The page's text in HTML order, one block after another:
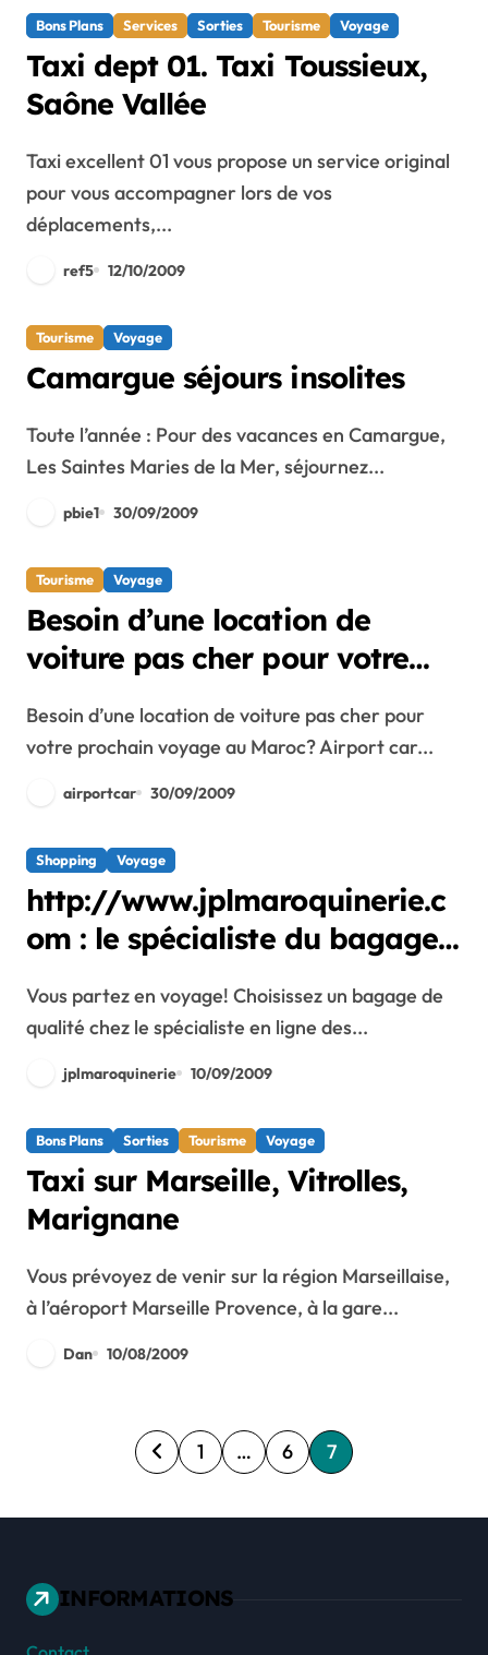
Bons Plans Services Sorties Tourisme Voyage
Taxi dept 01. Taxi Toussieux,
Saône Vallée
Taxi excellent 01 vous propose un service original
pour vous accompagner lors de vos
déplacements,...
ref5 12/10/2009
Tourisme Voyage
Camargue séjours insolites
Toute l’année : Pour des vacances en Camargue,
Les Saintes Maries de la Mer, séjournez...
pbie1 30/09/2009
Tourisme Voyage
Besoin d’une location de
voiture pas cher pour votre
Besoin d’une location de voiture pas cher pour
votre prochain voyage au Maroc? Airport car...
airportcar 30/09/2009
Shopping Voyage
http://www.jplmaroquinerie.c
om : le spécialiste du bagage
Vous partez en voyage! Choisissez un bagage de
qualité chez le spécialiste en ligne des...
jplmaroquinerie 10/09/2009
Bons Plans Sorties Tourisme Voyage
Taxi sur Marseille, Vitrolles,
Marignane
Vous prévoyez de venir sur la région Marseillaise,
à l’aéroport Marseille Provence, à la gare...
Dan 10/08/2009
P
i
1 … 6 7
INFORMATIONS